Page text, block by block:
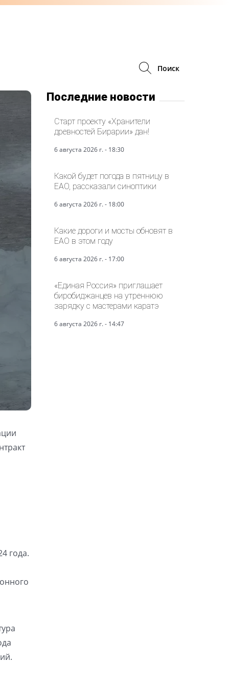
Поиск
года.
Последние новости
Старт проекту «Хранители
древностей Бирарии» дан!
6 августа 2026 г. - 18:30
Какой будет погода в пятницу в
ЕАО, рассказали синоптики
6 августа 2026 г. - 18:00
Какие дороги и мосты обновят в
ЕАО в этом году
6 августа 2026 г. - 17:00
«Единая Россия» приглашает
биробиджанцев на утреннюю
зарядку с мастерами каратэ
6 августа 2026 г. - 14:47